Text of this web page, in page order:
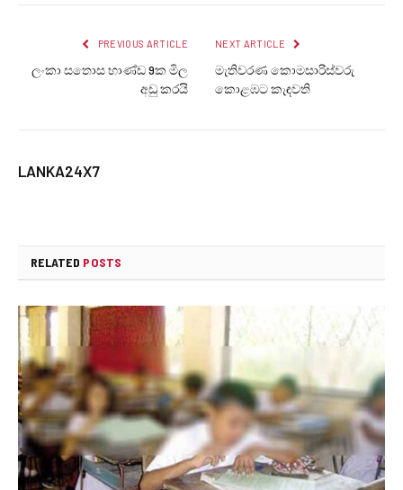
PREVIOUS ARTICLE
ලංකා සතොස භාණ්ඩ 9ක මිල
අඩු කරයි
NEXT ARTICLE
මැතිවරණ කොමසාරිස්වරු
කොළඹට කැඳවති
LANKA24X7
RELATED POSTS